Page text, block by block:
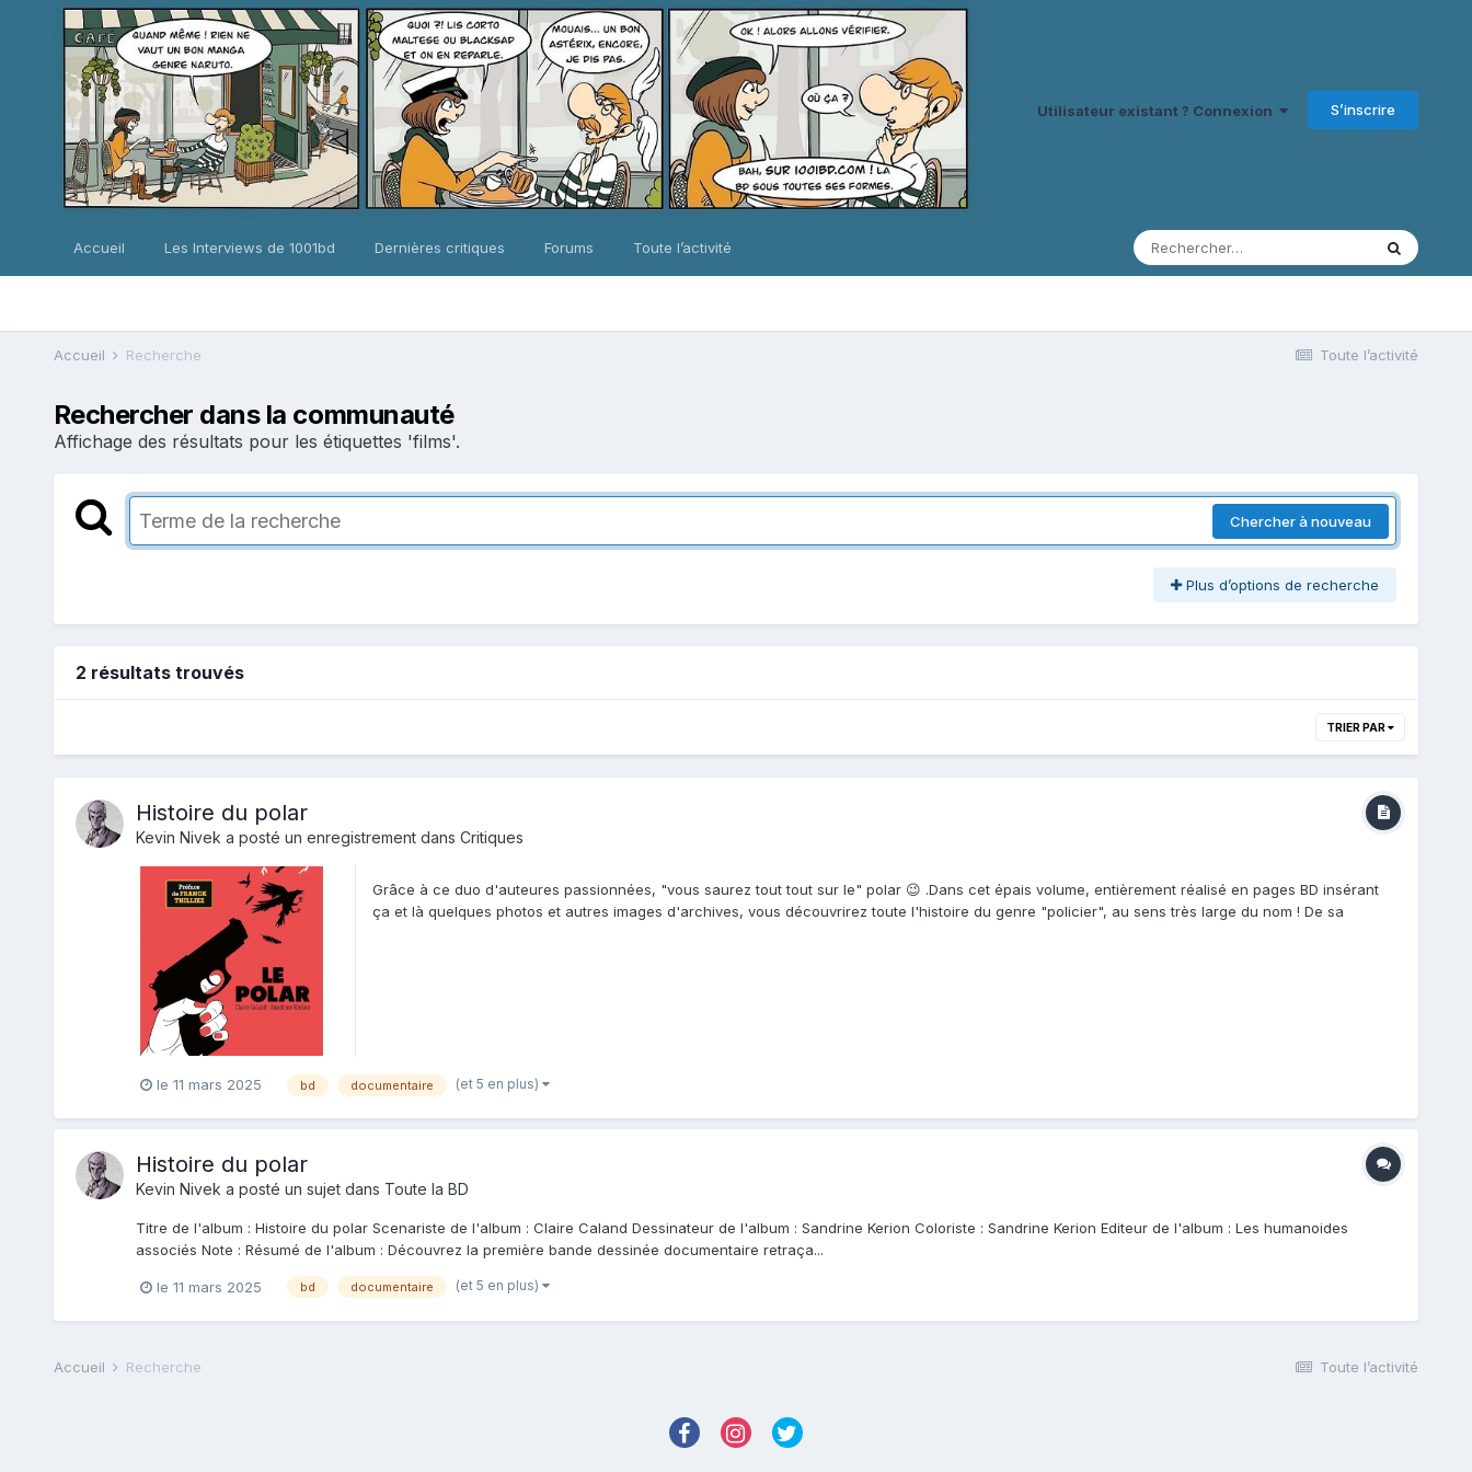
Utilisateur existant ? Connexion S’inscrire
Accueil Les Interviews de 1001bd Dernières critiques Forums Toute l’activité
Toute l’activité
Accueil Recherche
Rechercher dans la communauté
Affichage des résultats pour les étiquettes 'films'.
Chercher à nouveau
Plus d’options de recherche
2 résultats trouvés
TRIER PAR
Histoire du polar
Kevin Nivek a posté un enregistrement dans Critiques
Grâce à ce duo d'auteures passionnées, "vous saurez tout tout sur le" polar 😉 .Dans cet épais volume, entièrement réalisé en pages BD insérant
ça et là quelques photos et autres images d'archives, vous découvrirez toute l'histoire du genre "policier", au sens très large du nom ! De sa
le 11 mars 2025 bd documentaire (et 5 en plus)
Histoire du polar
Kevin Nivek a posté un sujet dans Toute la BD
Titre de l'album : Histoire du polar Scenariste de l'album : Claire Caland Dessinateur de l'album : Sandrine Kerion Coloriste : Sandrine Kerion Editeur de l'album : Les humanoides
associés Note : Résumé de l'album : Découvrez la première bande dessinée documentaire retraça...
le 11 mars 2025 bd documentaire (et 5 en plus)
Toute l’activité
Accueil Recherche